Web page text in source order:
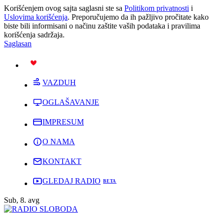
Korišćenjem ovog sajta saglasni ste sa Politikom privatnosti i
Uslovima korišćenja. Preporučujemo da ih pažljivo pročitate kako
biste bili informisani o načinu zaštite vaših podataka i pravilima
korišćenja sadržaja.
Saglasan
VAZDUH
OGLAŠAVANJE
IMPRESUM
O NAMA
KONTAKT
GLEDAJ RADIO
Sub, 8. avg